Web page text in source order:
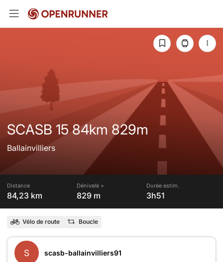
SCASB 15 84km 829m
Ballainvilliers
Distance
84,23 km
Dénivelé +
829 m
Durée estim.
3h51
Vélo de route Boucle
S scasb-ballainvilliers91